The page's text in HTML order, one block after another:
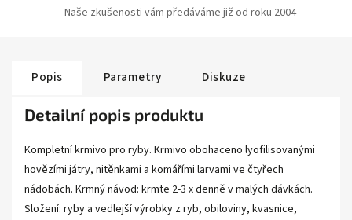
Naše zkušenosti vám předáváme již od roku 2004
Popis Parametry Diskuze
Detailní popis produktu
Kompletní krmivo pro ryby. Krmivo obohaceno lyofilisovanými
hovězími játry, nitěnkami a komářími larvami ve čtyřech
nádobách. Krmný návod: krmte 2-3 x denně v malých dávkách.
Složení: ryby a vedlejší výrobky z ryb, obiloviny, kvasnice,